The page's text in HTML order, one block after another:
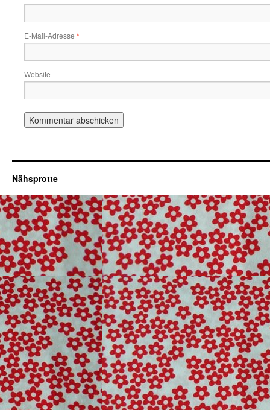
E-Mail-Adresse *
Website
Nähsprotte